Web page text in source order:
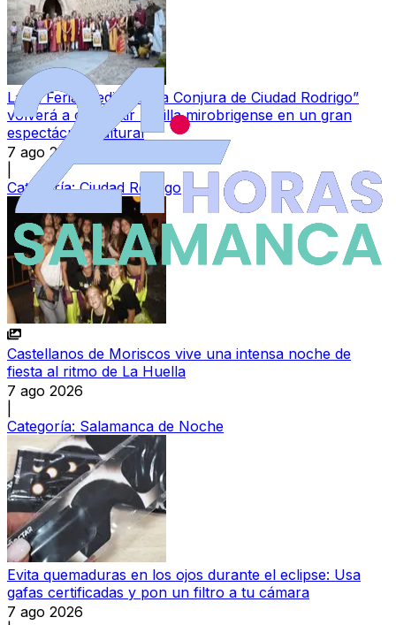
La IX Feria Medieval “La Conjura de Ciudad Rodrigo”
volverá a convertir la villa mirobrigense en un gran
espectáculo cultural
7 ago 2026
Categoría:Ciudad Rodrigo
Castellanos de Moriscos vive una intensa noche de
fiesta al ritmo de La Huella
7 ago 2026
Categoría: Salamanca de Noche
Evita quemaduras en los ojos durante el eclipse: Usa
gafas certificadas y pon un filtro a tu cámara
7 ago 2026